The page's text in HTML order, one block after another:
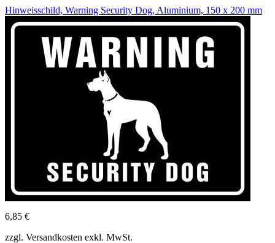
Hinweisschild, Warning Security Dog, Aluminium, 150 x 200 mm
6,85 €
zzgl. Versandkosten exkl. MwSt.